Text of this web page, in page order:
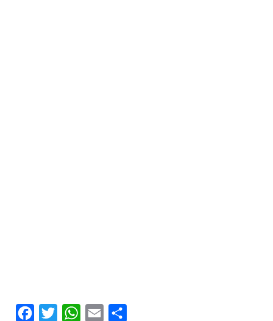
FacebookTwitter WhatsApp
Email